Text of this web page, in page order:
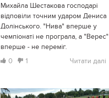
Михайла Шестакова господарі
відповіли точним ударом Дениса
Долінського. "Нива" вперше у
чемпіонаті не програла, а "Верес"
вперше - не переміг.
0
1 Читати далі